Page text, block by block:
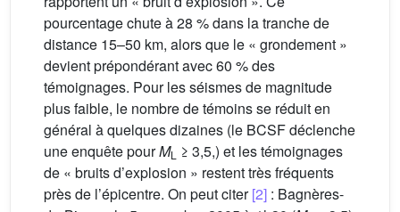
pourcentage chute à 28 % dans la tranche de
distance 15–50 km, alors que le « grondement »
devient prépondérant avec 60 % des
témoignages. Pour les séismes de magnitude
plus faible, le nombre de témoins se réduit en
général à quelques dizaines (le BCSF déclenche
une enquête pourML
≥ 3,5,) et les témoignages
de « bruits d’explosion » restent très fréquents
près de l’épicentre. On peut citer[2] : Bagnères-